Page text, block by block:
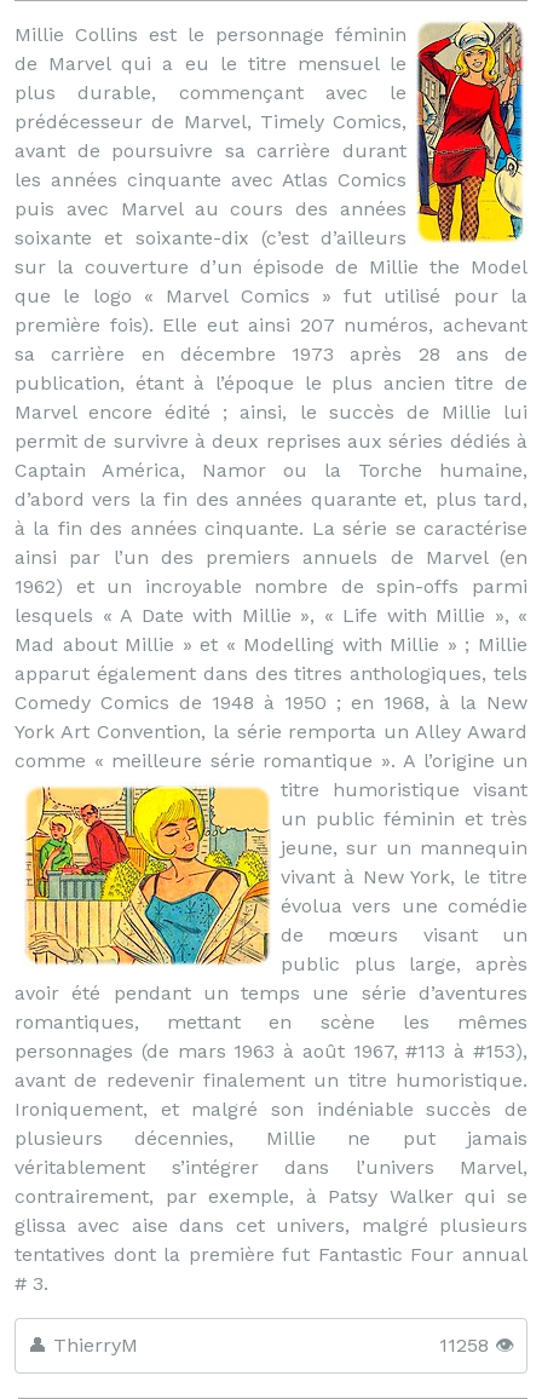
Millie Collins est le personnage féminin
de Marvel qui a eu le titre mensuel le
plus durable, commençant avec le
prédécesseur de Marvel, Timely Comics,
avant de poursuivre sa carrière durant
les années cinquante avec Atlas Comics
puis avec Marvel au cours des années
soixante et soixante-dix (c’est d’ailleurs
sur la couverture d’un épisode de Millie the Model
que le logo « Marvel Comics » fut utilisé pour la
première fois). Elle eut ainsi 207 numéros, achevant
sa carrière en décembre 1973 après 28 ans de
publication, étant à l’époque le plus ancien titre de
Marvel encore édité ; ainsi, le succès de Millie lui
permit de survivre à deux reprises aux séries dédiés à
Captain América, Namor ou la Torche humaine,
d’abord vers la fin des années quarante et, plus tard,
à la fin des années cinquante. La série se caractérise
ainsi par l’un des premiers annuels de Marvel (en
1962) et un incroyable nombre de spin-offs parmi
lesquels « A Date with Millie », « Life with Millie », «
Mad about Millie » et « Modelling with Millie » ; Millie
apparut également dans des titres anthologiques, tels
Comedy Comics de 1948 à 1950 ; en 1968, à la New
York Art Convention, la série remporta un Alley Award
comme « meilleure série romantique ». A l’origine un
titre humoristique visant
un public féminin et très
jeune, sur un mannequin
vivant à New York, le titre
évolua vers une comédie
de mœurs visant un
public plus large, après
avoir été pendant un temps une série d’aventures
romantiques, mettant en scène les mêmes
personnages (de mars 1963 à août 1967, #113 à #153),
avant de redevenir finalement un titre humoristique.
Ironiquement, et malgré son indéniable succès de
plusieurs décennies, Millie ne put jamais
véritablement s’intégrer dans l’univers Marvel,
contrairement, par exemple, à Patsy Walker qui se
glissa avec aise dans cet univers, malgré plusieurs
tentatives dont la première fut Fantastic Four annual
# 3.
👤 ThierryM 11258 👁️